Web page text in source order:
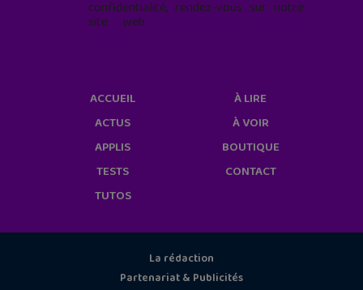
confidentialité, rendez-vous sur notre
site web
ACCUEIL
ACTUS
APPLIS
TESTS
TUTOS
À LIRE
À VOIR
BOUTIQUE
CONTACT
La rédaction
Partenariat & Publicités